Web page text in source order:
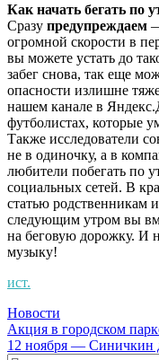
Как начать бегать по
Сразу предупреждаем
огромной скорости в
вы можете устать до
забег снова, так еще
опасности излишне
нашем канале в
футболистах, которые
Также исследователи
не в одиночку, а в
любители побегать по
социальных сетей. В
статью родственникам
следующим утром вы
на беговую дорожку. И
музыку!
ист.
Новости
Навигация
Акция в городском
12 ноября — Синичкин